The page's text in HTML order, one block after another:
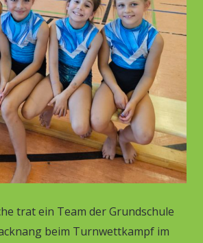
trat ein Team der Grundschule
beim Turnwettkampf im